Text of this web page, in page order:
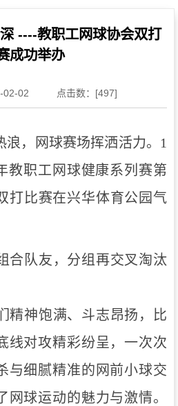
----教职工网球协会双打
成功举办
02-02 点击数：[497]
，网球赛场挥洒活力。 1
教职工网球健康系列赛第
打比赛在兴华体育公园气
合队友，分组再交叉淘汰
精神饱满、斗志昂扬，
比
线对攻精彩纷呈， 一次次
与细腻精准的网前小球交
网球运动的魅力与激情。